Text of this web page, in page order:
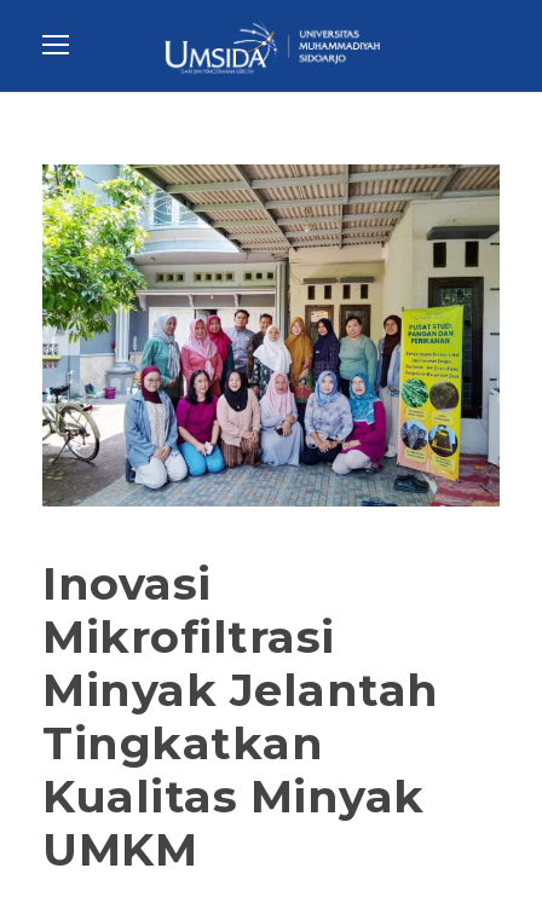
Inovasi
Mikrofiltrasi
Minyak Jelantah
Tingkatkan
Kualitas Minyak
UMKM